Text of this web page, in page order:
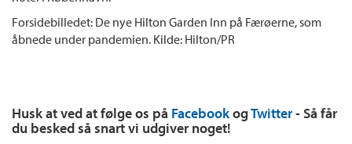
Forsidebilledet: De nye Hilton Garden Inn på Færøerne, som
åbnede under pandemien. Kilde: Hilton/PR
Husk at ved at følge os på FacebookogTwitter- Så får
du besked så snart vi udgiver noget!